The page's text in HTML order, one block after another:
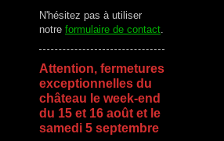
N'hésitez pas à utiliser
notre formulaire de contact
Attention, fermetures
exceptionnelles du
château le week-end
du 15 et 16 août et le
samedi 5 septembre